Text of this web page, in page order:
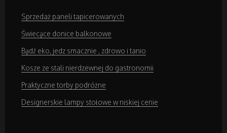
Leczenie
Sprzęt Medyczny
Domeny
Sprzedaż paneli tapicerowanych
Świecące donice balkonowe
Bądź eko, jedz smacznie , zdrowo i tanio
Kosze ze stali nierdzewnej do gastronomii
Praktyczne torby podróżne
Designerskie lampy stołowe w niskiej cenie